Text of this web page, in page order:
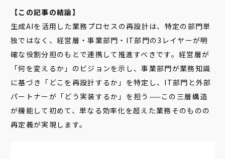
【この記事の結論】
生成AIを活用した業務プロセスの再設計は、特定の部門単
独ではなく、経営層・事業部門・IT部門の3レイヤーが明
確な役割分担のもとで連携して推進すべきです。経営層が
「何を変えるか」のビジョンを示し、事業部門が業務知識
に基づき「どこを再設計するか」を特定し、IT部門と外部
パートナーが「どう実装するか」を担う——この三層構造
が機能して初めて、単なる効率化を超えた業務そのものの
再定義が実現します。